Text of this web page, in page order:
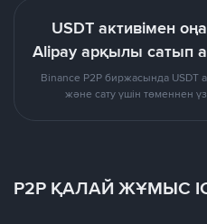
USDT активімен
Alipay арқылы сатып
Binance P2P биржасында USDT
және сату үшін төменнен
P2P ҚАЛАЙ ЖҰМЫС